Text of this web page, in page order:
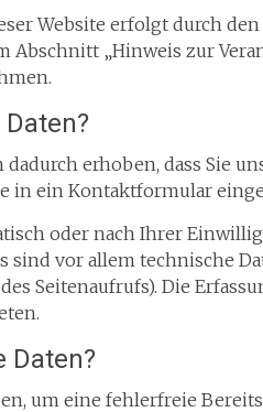
Website erfolgt durch
Abschnitt „Hinweis zur
erhoben, dass Sie
in ein Kontaktformular
oder nach Ihrer
sind vor allem technische
Seitenaufrufs). Die
Daten?
um eine fehlerfreie